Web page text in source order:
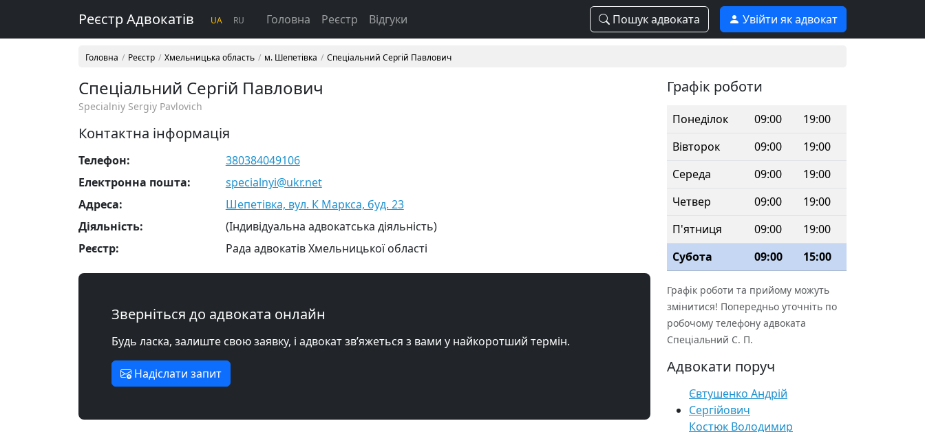
Реєстр Адвокатів UA RU Головна Реєстр Відгуки Пошук адвоката Увійти як адвокат
Головна Реєстр Хмельницька область м. Шепетівка Спеціальний Сергій Павлович
Спеціальний Сергій Павлович
Specialniy Sergiy Pavlovich
Контактна інформація
Телефон:
380384049106
Електронна пошта:
specialnyi@ukr.net
Адреса:
Шепетівка, вул. К Маркса, буд. 23
Діяльність:
(Індивідуальна адвокатська діяльність)
Реєстр:
Рада адвокатів Хмельницької області
Зверніться до адвоката онлайн
Будь ласка, залиште свою заявку, і адвокат зв’яжеться з вами у найкоротший термін.
Надіслати запит
Графік роботи
Понеділок 09:00
19:00
Вівторок
09:00
19:00
Середа
09:00
19:00
Четвер
09:00
19:00
П'ятниця
09:00
19:00
Субота
09:00 15:00
Графік роботи та прийому можуть
змінитися! Попередньо уточніть по
робочому телефону адвоката
Спеціальний С. П.
Адвокати поруч
Євтушенко Андрій
Сергійович
Костюк Володимир